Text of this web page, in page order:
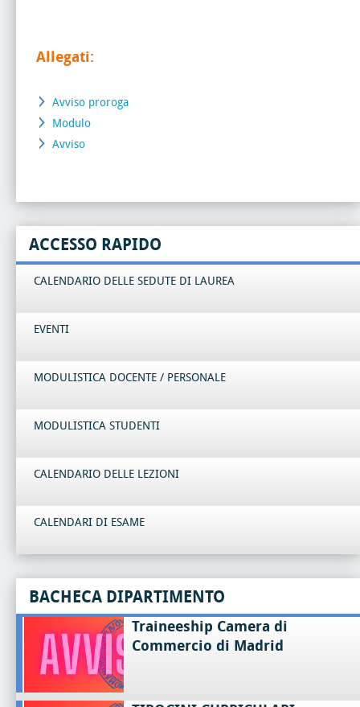
Allegati:
Avviso proroga
Modulo
Avviso
ACCESSO RAPIDO
CALENDARIO DELLE SEDUTE DI LAUREA
EVENTI
MODULISTICA DOCENTE / PERSONALE
MODULISTICA STUDENTI
CALENDARIO DELLE LEZIONI
CALENDARI DI ESAME
BACHECA DIPARTIMENTO
Traineeship Camera di
Commercio di Madrid